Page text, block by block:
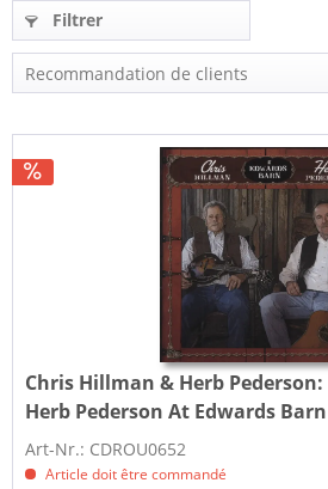
Filtrer
Chris Hillman & Herb Pederson:
Herb Pederson At Edwards Barn
Art-Nr.: CDROU0652
Article doit être commandé